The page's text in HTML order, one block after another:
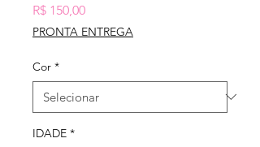
R$ 150,00Preço
PRONTA ENTREGA
Cor *
IDADE *